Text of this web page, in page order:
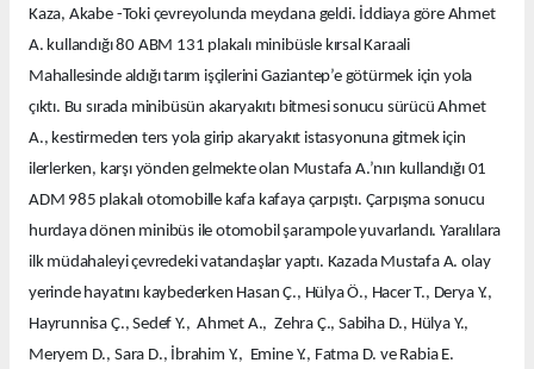
Kaza, Akabe -Toki çevreyolunda meydana geldi. İddiaya göre Ahmet
A. kullandığı 80 ABM 131 plakalı minibüsle kırsal Karaali
Mahallesinde aldığı tarım işçilerini Gaziantep’e götürmek için yola
çıktı. Bu sırada minibüsün akaryakıtı bitmesi sonucu sürücü Ahmet
A., kestirmeden ters yola girip akaryakıt istasyonuna gitmek için
ilerlerken, karşı yönden gelmekte olan Mustafa A.’nın kullandığı 01
ADM 985 plakalı otomobille kafa kafaya çarpıştı. Çarpışma sonucu
hurdaya dönen minibüs ile otomobil şarampole yuvarlandı. Yaralılara
ilk müdahaleyi çevredeki vatandaşlar yaptı. Kazada Mustafa A. olay
yerinde hayatını kaybederken Hasan Ç., Hülya Ö., Hacer T., Derya Y.,
Hayrunnisa Ç., Sedef Y., Ahmet A., Zehra Ç., Sabiha D., Hülya Y.,
Meryem D., Sara D., İbrahim Y., Emine Y., Fatma D. ve Rabia E.